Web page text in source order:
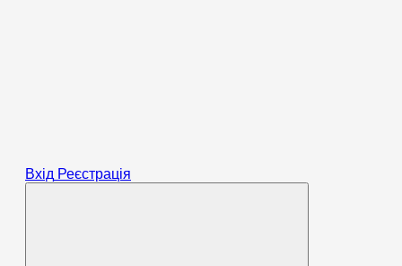
Вхід Реєстрація